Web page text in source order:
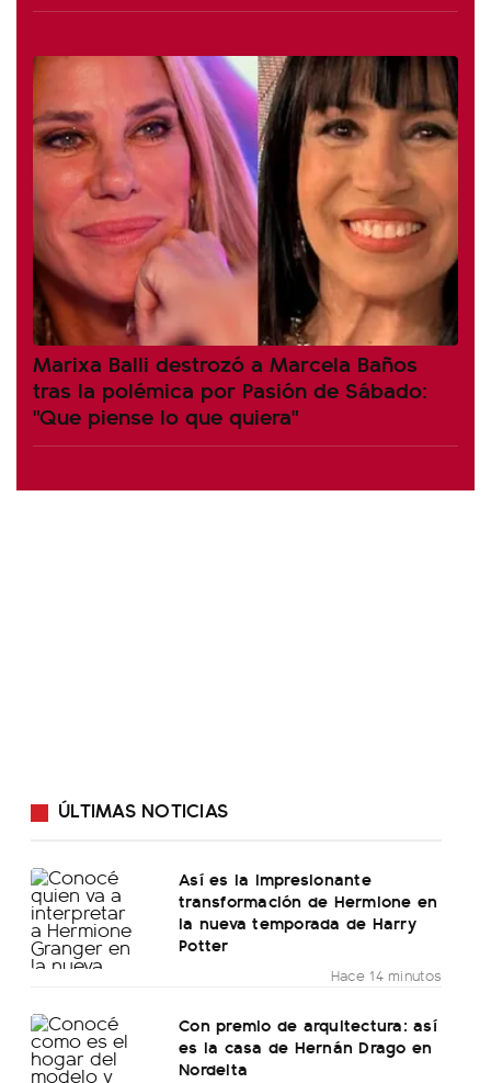
Marixa Balli destrozó a Marcela Baños
tras la polémica por Pasión de Sábado:
"Que piense lo que quiera"
ÚLTIMAS NOTICIAS
Así es la impresionante
transformación de Hermione en
la nueva temporada de Harry
Potter
Hace 14 minutos
Con premio de arquitectura: así
es la casa de Hernán Drago en
Nordelta